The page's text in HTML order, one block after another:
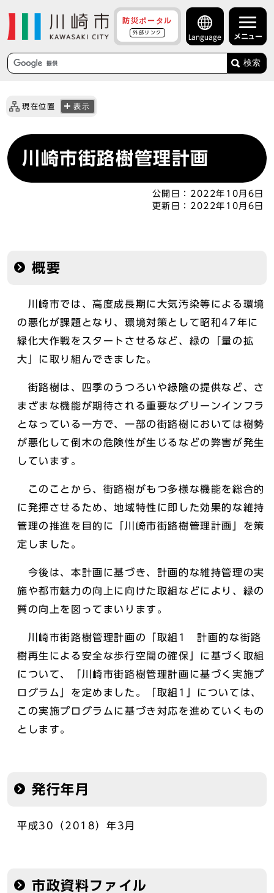
防災ポータル
外部リンク
Language メニュー
検索
現在位置 表示
川崎市街路樹管理計画
公開日： 2022年10月6日
更新日： 2022年10月6日
概要
川崎市では、高度成長期に大気汚染等による環境
の悪化が課題となり、環境対策として昭和47年に
緑化大作戦をスタートさせるなど、緑の「量の拡
大」に取り組んできました。
街路樹は、四季のうつろいや緑陰の提供など、さ
まざまな機能が期待される重要なグリーンインフラ
となっている一方で、一部の街路樹においては樹勢
が悪化して倒木の危険性が生じるなどの弊害が発生
しています。
このことから、街路樹がもつ多様な機能を総合的
に発揮させるため、地域特性に即した効果的な維持
管理の推進を目的に「川崎市街路樹管理計画」を策
定しました。
今後は、本計画に基づき、計画的な維持管理の実
施や都市魅力の向上に向けた取組などにより、緑の
質の向上を図ってまいります。
川崎市街路樹管理計画の「取組1 計画的な街路
樹再生による安全な歩行空間の確保」に基づく取組
について、「川崎市街路樹管理計画に基づく実施プ
ログラム」を定めました。「取組1」については、
この実施プログラムに基づき対応を進めていくもの
とします。
発行年月
平成30（2018）年3月
市政資料ファイル